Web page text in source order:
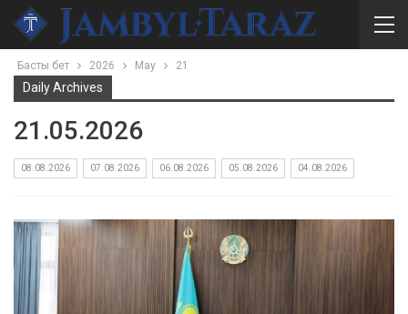
Басты бет 2026 May 21
Daily Archives
21.05.2026
08.08.2026 07.08.2026 06.08.2026 05.08.2026 04.08.2026